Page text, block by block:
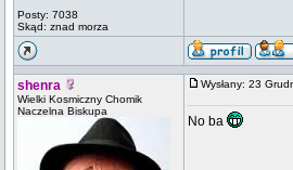
Posty: 7038
Skąd: znad morza
shenra
Wielki Kosmiczny Chomik
Naczelna Biskupa
Wysłany: 23
No ba